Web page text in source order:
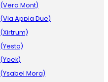
(Vera Mont)
(Via Appia Due)
(Xirtrum)
(Yesta)
(Yoek)
(Ysabel Mora)